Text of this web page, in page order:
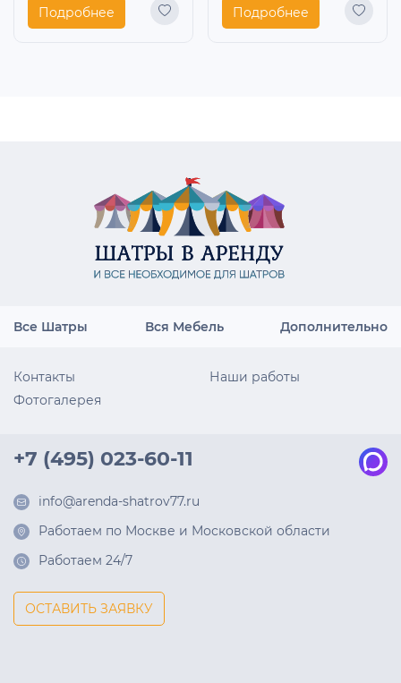
Подробнее Подробнее
Все Шатры Вся Мебель Дополнительно
Контакты
Наши работы
Фотогалерея
+7 (495) 023-60-11
info@arenda-shatrov77.ru
Работаем по Москве и Московской области
Работаем 24/7
ОСТАВИТЬ ЗАЯВКУ